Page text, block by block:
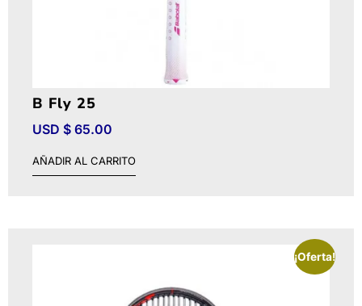
B Fly 25
USD $ 65.00
AÑADIR AL CARRITO
¡Oferta!